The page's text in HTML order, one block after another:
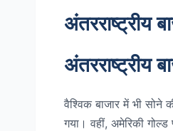
अंतरराष्ट्रीय
अंतरराष्ट्रीय
वैश्विक बाजार में भी
गया। वहीं, अमेरिकी